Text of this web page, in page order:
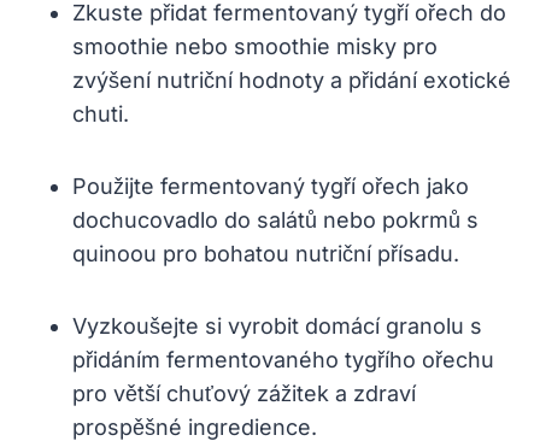
Zkuste přidat fermentovaný tygří ořech do
smoothie nebo smoothie misky pro
zvýšení nutriční hodnoty a přidání exotické
chuti.
Použijte fermentovaný tygří ořech jako
dochucovadlo do salátů nebo pokrmů s
quinoou pro bohatou nutriční přísadu.
Vyzkoušejte si vyrobit domácí granolu s
přidáním fermentovaného tygřího ořechu
pro větší chuťový zážitek a zdraví
prospěšné ingredience.